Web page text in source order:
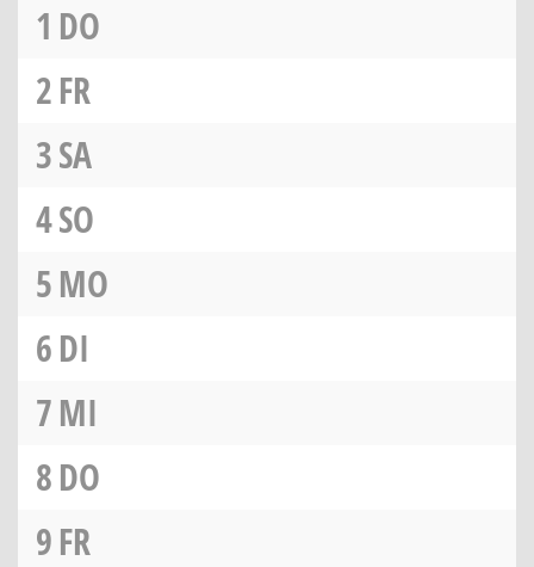
1 DO
2FR
3SA
4SO
5MO
6DI
7MI
8DO
9FR